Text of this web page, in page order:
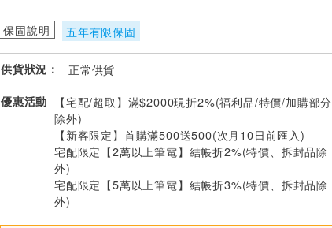
保固說明 五年有限保固
供貨狀況： 正常供貨
優惠活動
【宅配/超取】滿$2000現折2%(福利品/特價/加購部分
除外)
【新客限定】首購滿500送500(次月10日前匯入)
宅配限定【2萬以上筆電】結帳折2%(特價、拆封品除
外)
宅配限定【5萬以上筆電】結帳折3%(特價、拆封品除
外)